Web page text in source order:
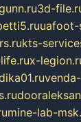
3d-
kts-
x-
mine-lab-